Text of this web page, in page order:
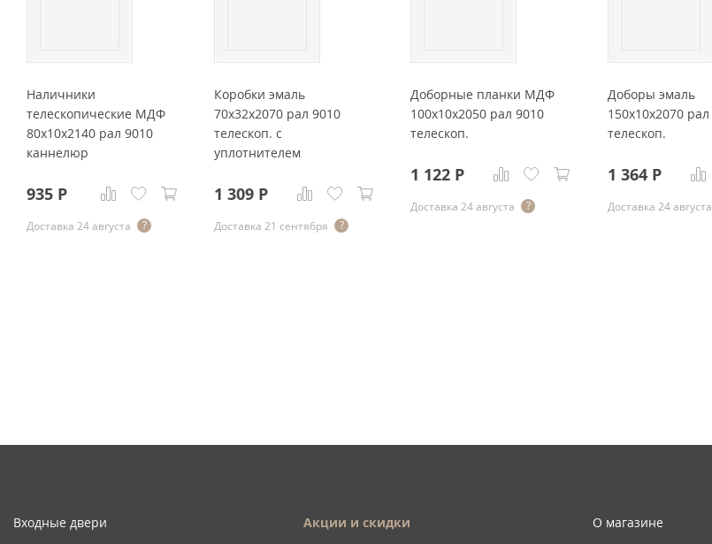
Наличники
телескопические МДФ
80x10x2140 рал 9010
каннелюр
935 Р
Доставка 24 августа
Коробки эмаль
70x32x2070 рал 9010
телескоп. с
уплотнителем
1 309 Р
Доставка 21 сентября
Доборные планки МДФ
100x10x2050 рал 9010
телескоп.
1 122 Р
Доставка 24 августа
Доборы эмаль
150x10x2070
телескоп.
1 364Р
Доставка 24 августа
Входные двери Акции и скидки О магазине